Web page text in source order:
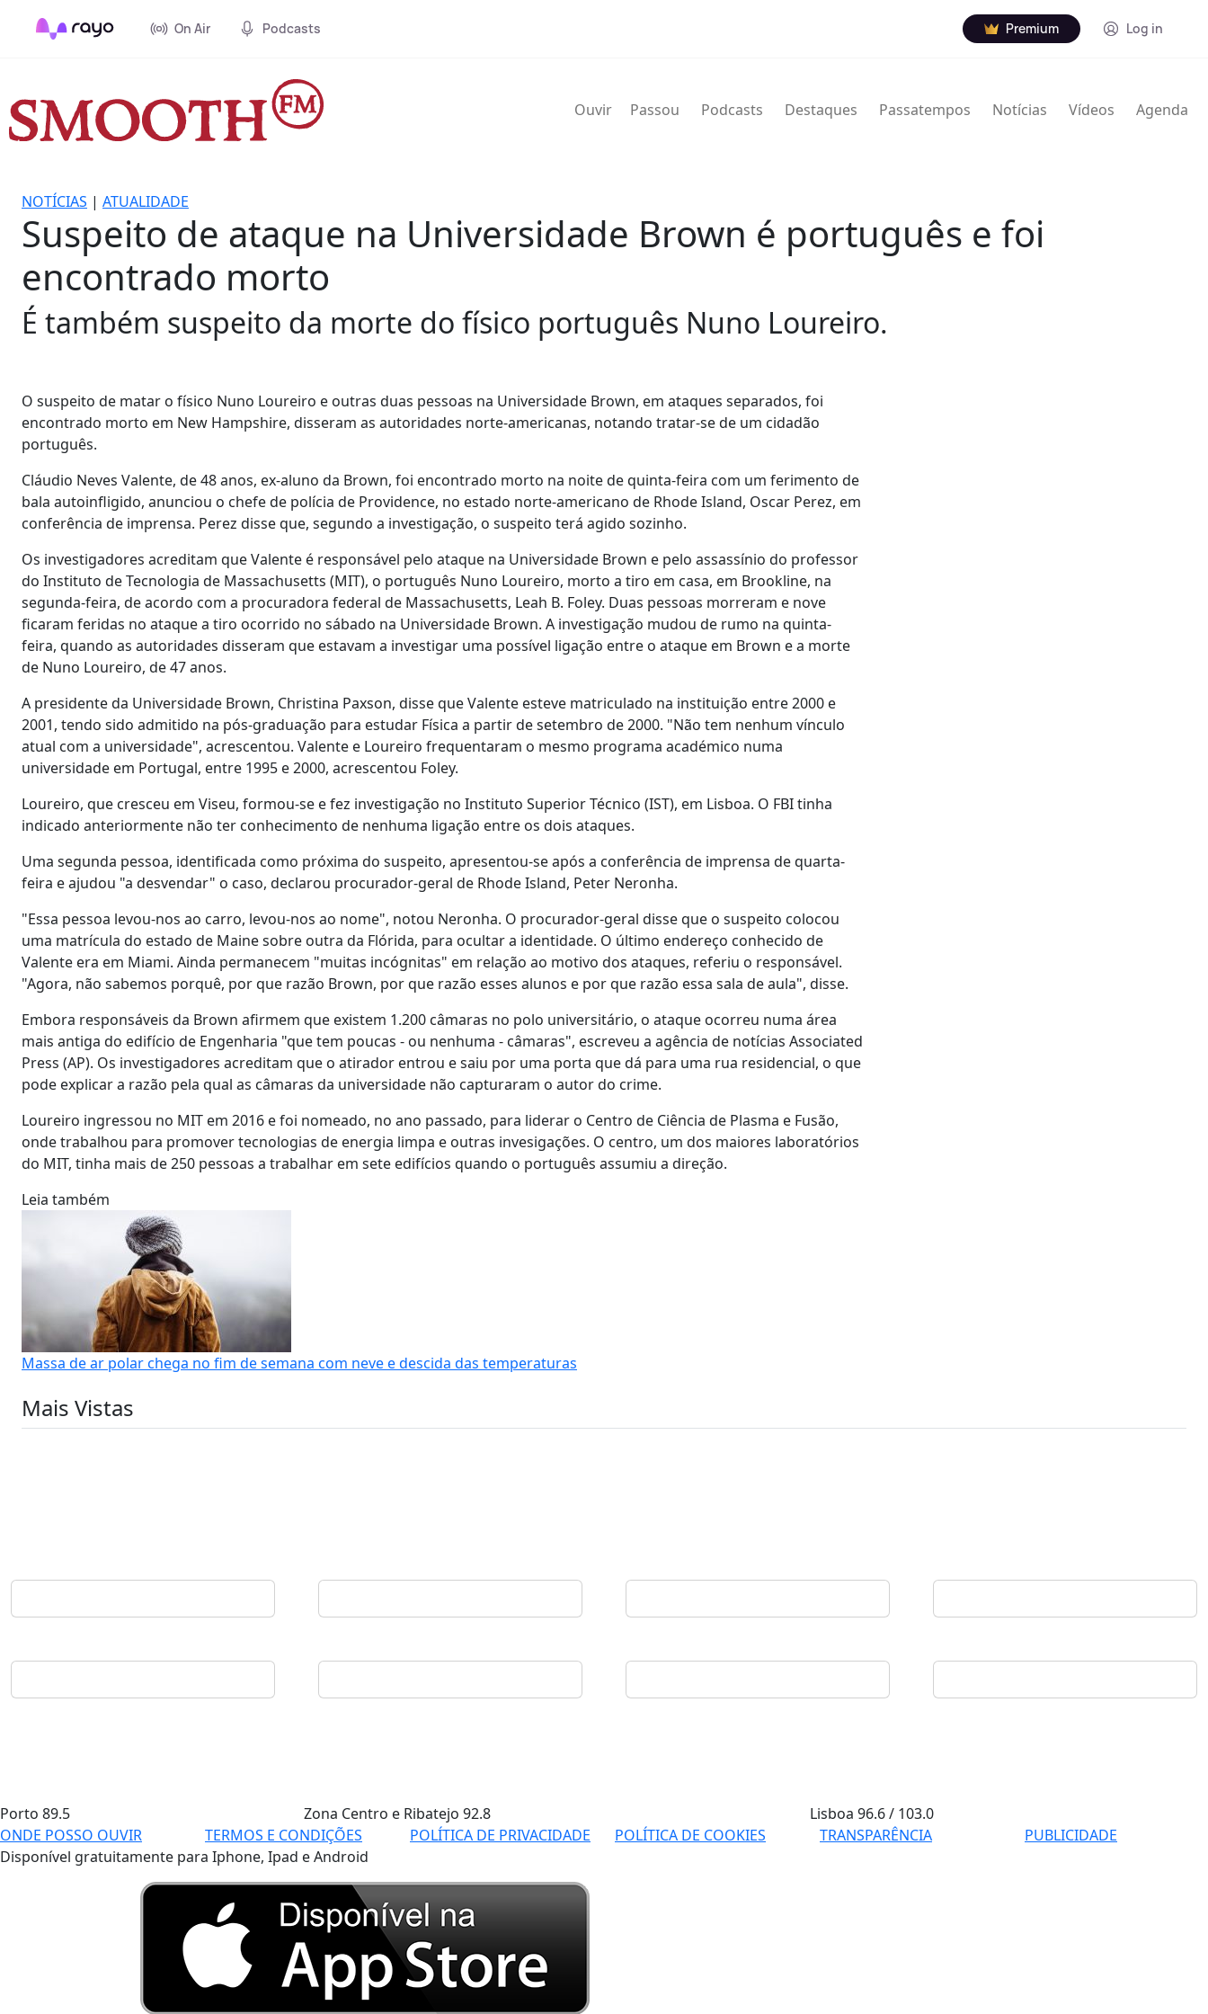
On Air Podcasts Premium Log in
Ouvir Passou Podcasts Destaques Passatempos Notícias Vídeos Agenda
NOTÍCIAS | ATUALIDADE
Suspeito de ataque na Universidade Brown é português e foi
encontrado morto
É também suspeito da morte do físico português Nuno Loureiro.
O suspeito de matar o físico Nuno Loureiro e outras duas pessoas na Universidade Brown, em ataques separados, foi
encontrado morto em New Hampshire, disseram as autoridades norte-americanas, notando tratar-se de um cidadão
português.
Cláudio Neves Valente, de 48 anos, ex-aluno da Brown, foi encontrado morto na noite de quinta-feira com um ferimento de
bala autoinfligido, anunciou o chefe de polícia de Providence, no estado norte-americano de Rhode Island, Oscar Perez, em
conferência de imprensa. Perez disse que, segundo a investigação, o suspeito terá agido sozinho.
Os investigadores acreditam que Valente é responsável pelo ataque na Universidade Brown e pelo assassínio do professor
do Instituto de Tecnologia de Massachusetts (MIT), o português Nuno Loureiro, morto a tiro em casa, em Brookline, na
segunda-feira, de acordo com a procuradora federal de Massachusetts, Leah B. Foley. Duas pessoas morreram e nove
ficaram feridas no ataque a tiro ocorrido no sábado na Universidade Brown. A investigação mudou de rumo na quinta-
feira, quando as autoridades disseram que estavam a investigar uma possível ligação entre o ataque em Brown e a morte
de Nuno Loureiro, de 47 anos.
A presidente da Universidade Brown, Christina Paxson, disse que Valente esteve matriculado na instituição entre 2000 e
2001, tendo sido admitido na pós-graduação para estudar Física a partir de setembro de 2000. "Não tem nenhum vínculo
atual com a universidade", acrescentou. Valente e Loureiro frequentaram o mesmo programa académico numa
universidade em Portugal, entre 1995 e 2000, acrescentou Foley.
Loureiro, que cresceu em Viseu, formou-se e fez investigação no Instituto Superior Técnico (IST), em Lisboa. O FBI tinha
indicado anteriormente não ter conhecimento de nenhuma ligação entre os dois ataques.
Uma segunda pessoa, identificada como próxima do suspeito, apresentou-se após a conferência de imprensa de quarta-
feira e ajudou "a desvendar" o caso, declarou procurador-geral de Rhode Island, Peter Neronha.
"Essa pessoa levou-nos ao carro, levou-nos ao nome", notou Neronha. O procurador-geral disse que o suspeito colocou
uma matrícula do estado de Maine sobre outra da Flórida, para ocultar a identidade. O último endereço conhecido de
Valente era em Miami. Ainda permanecem "muitas incógnitas" em relação ao motivo dos ataques, referiu o responsável.
"Agora, não sabemos porquê, por que razão Brown, por que razão esses alunos e por que razão essa sala de aula", disse.
Embora responsáveis da Brown afirmem que existem 1.200 câmaras no polo universitário, o ataque ocorreu numa área
mais antiga do edifício de Engenharia "que tem poucas - ou nenhuma - câmaras", escreveu a agência de notícias Associated
Press (AP). Os investigadores acreditam que o atirador entrou e saiu por uma porta que dá para uma rua residencial, o que
pode explicar a razão pela qual as câmaras da universidade não capturaram o autor do crime.
Loureiro ingressou no MIT em 2016 e foi nomeado, no ano passado, para liderar o Centro de Ciência de Plasma e Fusão,
onde trabalhou para promover tecnologias de energia limpa e outras invesigações. O centro, um dos maiores laboratórios
do MIT, tinha mais de 250 pessoas a trabalhar em sete edifícios quando o português assumiu a direção.
Leia também
Massa de ar polar chega no fim de semana com neve e descida das temperaturas
Mais Vistas
Porto 89.5 Zona Centro e Ribatejo 92.8 Lisboa96.6 / 103.0
ONDE POSSO OUVIR
TERMOS E CONDIÇÕES POLÍTICA DE PRIVACIDADE POLÍTICA DE COOKIES TRANSPARÊNCIA
PUBLICIDADE
Disponível gratuitamente para Iphone, Ipad e Android